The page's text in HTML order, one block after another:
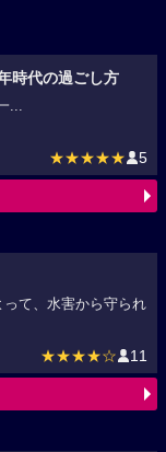
時代の過ごし方
...
★★★★★ 5
って、水害から守られ
★★★★☆ 11